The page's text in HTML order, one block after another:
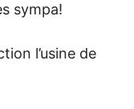
sympa!
l’usine de